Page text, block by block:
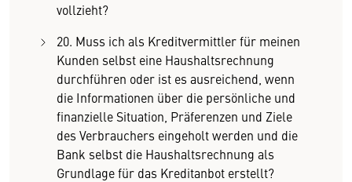
vollzieht?
20. Muss ich als Kreditvermittler für meinen
Kunden selbst eine Haushaltsrechnung
durchführen oder ist es ausreichend, wenn
die Informationen über die persönliche und
finanzielle Situation, Präferenzen und Ziele
des Verbrauchers eingeholt werden und die
Bank selbst die Haushaltsrechnung als
Grundlage für das Kreditanbot erstellt?